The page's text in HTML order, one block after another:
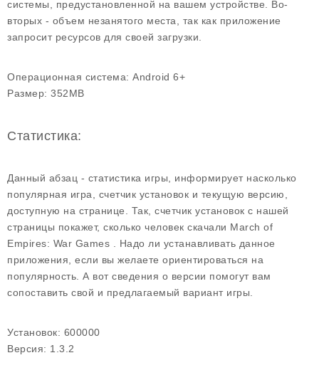
системы, предустановленной на вашем устройстве. Во-
вторых - объем незанятого места, так как приложение
запросит ресурсов для своей загрузки.
Операционная система: Android 6+
Размер: 352MB
Статистика:
Данный абзац - статистика игры, информирует насколько
популярная игра, счетчик установок и текущую версию,
доступную на странице. Так, счетчик установок с нашей
страницы покажет, сколько человек скачали March of
Empires: War Games . Надо ли устанавливать данное
приложения, если вы желаете ориентироваться на
популярность. А вот сведения о версии помогут вам
сопоставить свой и предлагаемый вариант игры.
Установок: 600000
Версия: 1.3.2